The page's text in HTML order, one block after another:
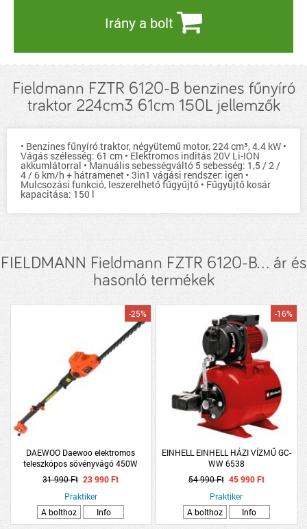
Irány a bolt
Fieldmann FZTR 6120-B benzines fűnyíró
traktor 224cm3 61cm 150L jellemzők
• Benzines fűnyíró traktor, négyütemű motor, 224 cm³, 4.4 kW •
Vágás szélesség: 61 cm • Elektromos inditás 20V Li-ION
akkumlátorral • Manuális sebességváltó 5 sebesség: 1,5 / 2 /
4 / 6 km/h + hátramenet • 3in1 vágási rendszer: igen •
Mulcsozási funkció, leszerelhető fűgyűjtő • Fűgyűjtő kosár
kapacitása: 150 l
FIELDMANN Fieldmann FZTR 6120-B... ár és
hasonló termékek
DAEWOO Daewoo elektromos
teleszkópos sövényvágó 450W
-25%
31 990 Ft 23 990 Ft
Praktiker
A bolthoz
Info
EINHELL EINHELL HÁZI VÍZMŰ GC-
WW 6538
-16%
54 990 Ft 45 990 Ft
Praktiker
A bolthoz
Info